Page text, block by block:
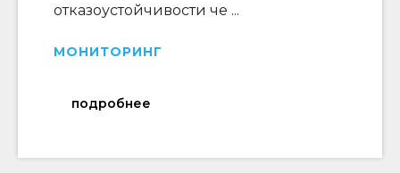
отказоустойчивости че ...
МОНИТОРИНГ
подробнее